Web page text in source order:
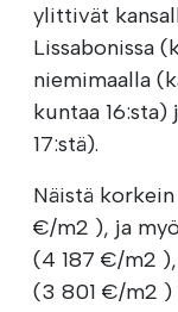
ylittivät
Lissabonissa
niemimaalla
kuntaa
17:stä).
Näistä
€/m2 ), ja
(4 187 €/m2
(3 801 €/m2